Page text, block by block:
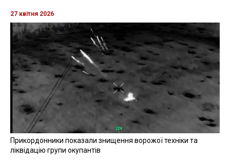
27 квітня 2026
Прикордонники показали знищення ворожої техніки та
ліквідацію групи окупантів